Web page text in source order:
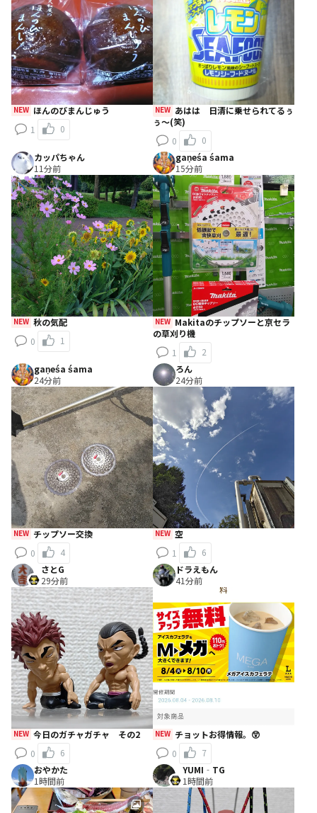
NEW ほんのびまんじゅう
1
0
NEW
ぅ～(笑)
0
0
カッパちゃん
11分前
NEW 秋の気配
0
1
gaṇeśa śama
15分前
NEW
の草刈り機
1
2
gaṇeśa śama
24分前
NEW チップソー交換
0
4
ろん
24分前
NEW 空
1
6
さとG
29分前
NEW 今日のガチャガチャ その2
0
6
ドラえもん
41分前
NEW チョットお得情報。😲
0
7
おやかた
1時間前
YUMI‐TG
1時間前